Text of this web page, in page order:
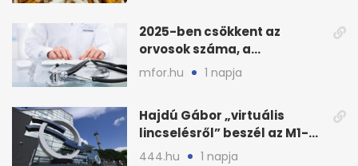
2025-ben csökkent az
orvosok száma, a
háziorvosokra még több
mfor.hu 1 napja
Hajdú Gábor „virtuális
lincselésről” beszél az M1-
ből kirúgása után
444.hu 1 napja